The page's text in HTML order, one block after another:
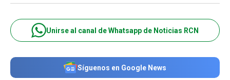
Unirse al canal de Whatsapp de Noticias RCN
Síguenos en Google News